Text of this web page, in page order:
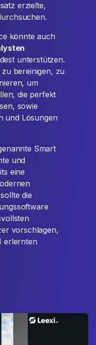
erzielte,
könnte auch
unterstützen.
bereinigen, zu
um
die perfekt
sowie
und Lösungen
Smart
und
eine
die
vorschlagen,
erlernten